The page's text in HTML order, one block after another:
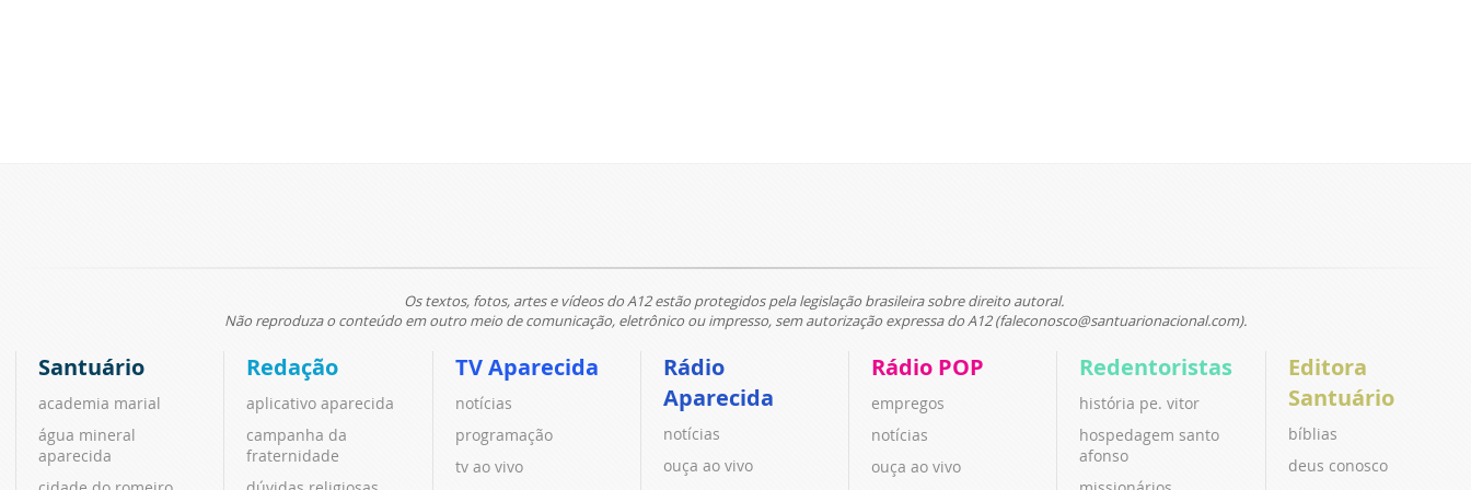
Os textos, fotos, artes e vídeos do A12 estão protegidos pela legislação brasileira sobre direito autoral.
Não reproduza o conteúdo em outro meio de comunicação, eletrônico ou impresso, sem autorização expressa do A12 (faleconosco@santuarionacional.com).
Santuário
academia marial
água mineral
aparecida
Redação
aplicativo aparecida
campanha da
fraternidade
TV Aparecida
notícias
programação
tv ao vivo
Rádio
Aparecida
notícias
ouça ao vivo
Rádio POP
empregos
notícias
ouça ao vivo
Redentoristas
história pe. vitor
hospedagem santo
afonso
Editora
Santuário
bíblias
deus conosco